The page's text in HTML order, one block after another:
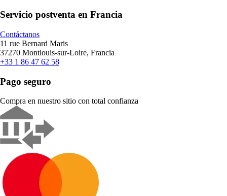
Servicio postventa en Francia
Contáctanos
11 rue Bernard Maris
37270 Montlouis-sur-Loire, Francia
+33 1 86 47 62 58
Pago seguro
Compra en nuestro sitio con total confianza